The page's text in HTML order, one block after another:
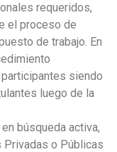
requeridos,
el proceso de
de trabajo. En
siendo
luego de la
búsqueda activa,
Privadas o Públicas